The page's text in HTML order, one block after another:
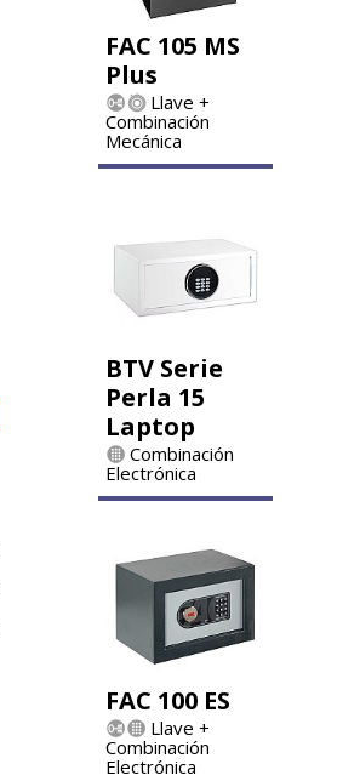
FAC 105 MS
Plus
Llave +
Combinación
Mecánica
BTV Serie
Perla 15
Laptop
Combinación
Electrónica
FAC 100 ES
Llave +
Combinación
Electrónica